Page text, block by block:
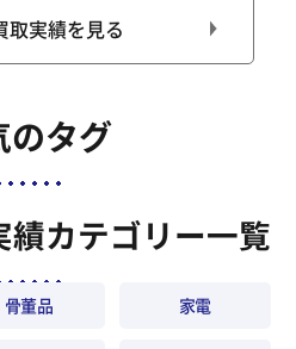
取実績を見る
のタグ
績カテゴリー一覧
骨董品 家電